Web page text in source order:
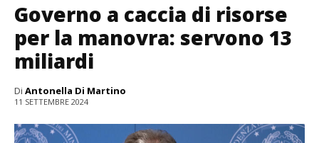
Governo a caccia di risorse
per la manovra: servono 13
miliardi
Di Antonella Di Martino
11 SETTEMBRE 2024